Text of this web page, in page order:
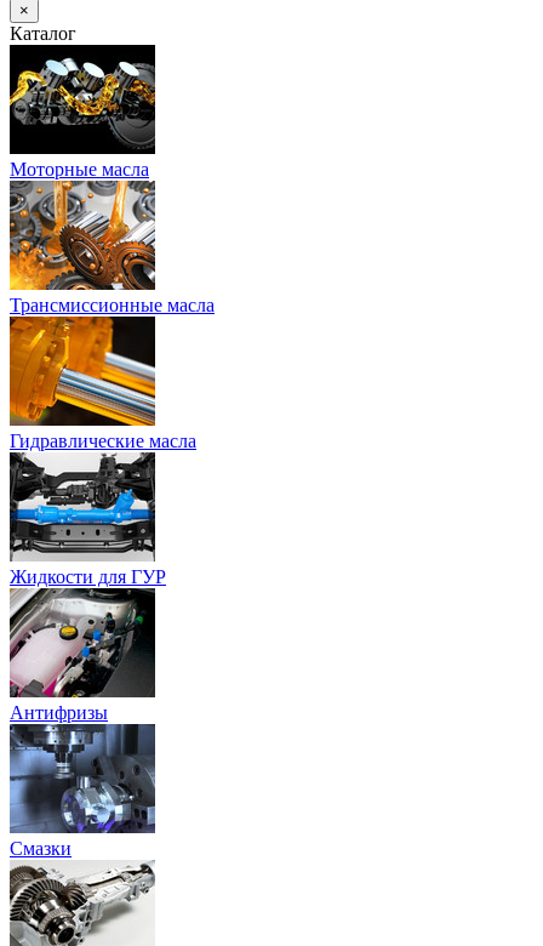
×
Каталог
Моторные масла
Трансмиссионные масла
Гидравлические масла
Жидкости для ГУР
Антифризы
Смазки